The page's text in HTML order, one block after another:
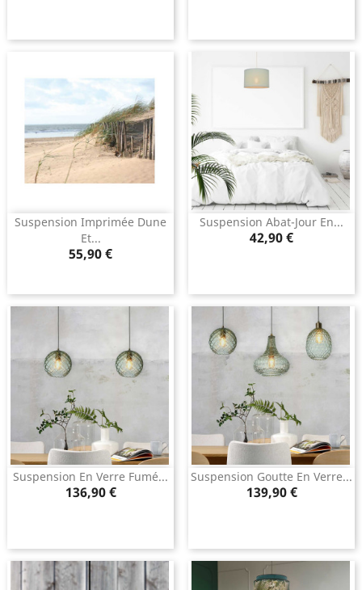
Suspension Imprimée Dune
Et...
Prix
55,90 €
Suspension Abat-Jour En...
Prix
42,90 €
Suspension En Verre Fumé...
Prix
136,90 €
Suspension Goutte En Verre...
Prix
139,90 €